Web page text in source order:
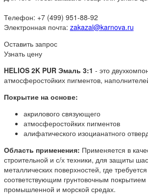
Телефон: +7 (499) 951-88-92
Электронная почта: zakazal@karnova.ru
Оставить запрос
Узнать цену
HELIOS 2K PUR Эмаль 3:1 - это
атмосферостойких пигментов,
Покрытие на основе:
акрилового связующего
атмосферостойких пигментов
алифатического изоцианатного
Область применения: Применяется в
строительной и с/х техники, для защиты
металлических поверхностей, где
соответствующим грунтовочным
промышленной и морской средах.